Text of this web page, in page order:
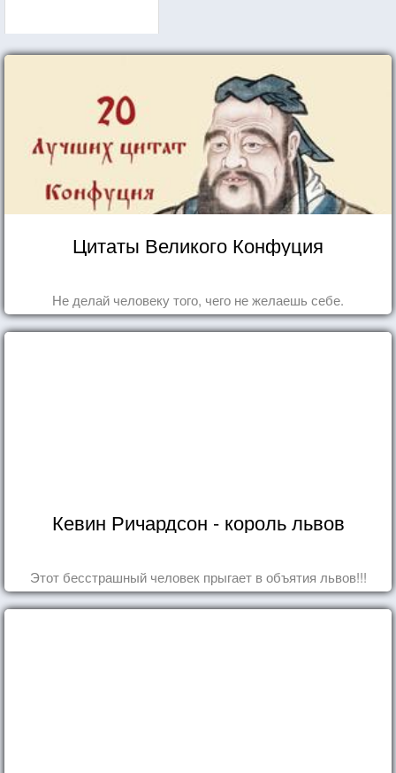
Цитаты Великого Конфуция
Не делай человеку того, чего не желаешь себе.
Кевин Ричардсон - король львов
Этот бесстрашный человек прыгает в объятия львов!!!